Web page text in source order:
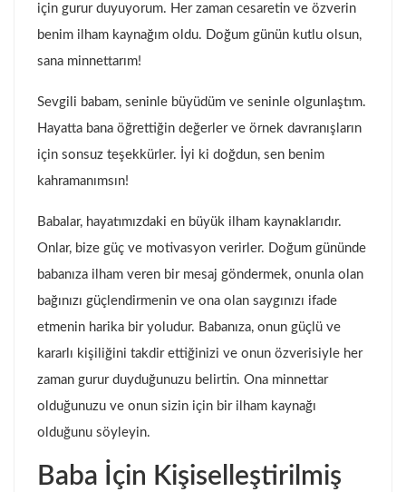
için gurur duyuyorum. Her zaman cesaretin ve özverin
benim ilham kaynağım oldu. Doğum günün kutlu olsun,
sana minnettarım!
Sevgili babam, seninle büyüdüm ve seninle olgunlaştım.
Hayatta bana öğrettiğin değerler ve örnek davranışların
için sonsuz teşekkürler. İyi ki doğdun, sen benim
kahramanımsın!
Babalar, hayatımızdaki en büyük ilham kaynaklarıdır.
Onlar, bize güç ve motivasyon verirler. Doğum gününde
babanıza ilham veren bir mesaj göndermek, onunla olan
bağınızı güçlendirmenin ve ona olan saygınızı ifade
etmenin harika bir yoludur. Babanıza, onun güçlü ve
kararlı kişiliğini takdir ettiğinizi ve onun özverisiyle her
zaman gurur duyduğunuzu belirtin. Ona minnettar
olduğunuzu ve onun sizin için bir ilham kaynağı
olduğunu söyleyin.
Baba İçin Kişiselleştirilmiş